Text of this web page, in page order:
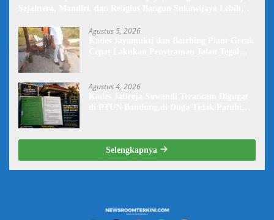
Agustus 5, 2026
Agustus 4, 2026
Selengkapnya